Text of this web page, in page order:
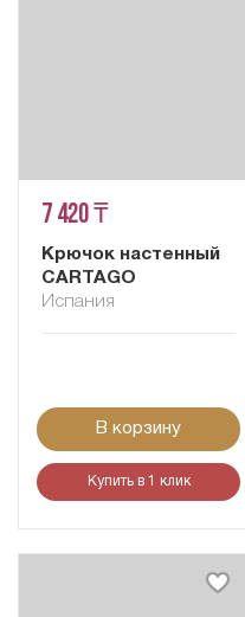
7 420 ₸
Крючок настенный
CARTAGO
Испания
В корзину
Купить в 1 клик